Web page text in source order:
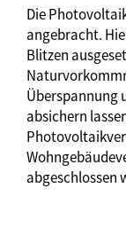
Die
angebracht.
Blitzen
Überspannung
absichern
abgeschlossen